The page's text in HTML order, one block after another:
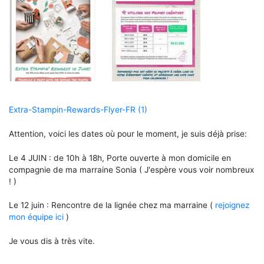
Extra-Stampin-Rewards-Flyer-FR (1)
Attention, voici les dates où pour le moment, je suis déjà prise:
Le 4 JUIN : de 10h à 18h, Porte ouverte à mon domicile en
compagnie de ma marraine Sonia ( J'espère vous voir nombreux
! )
Le 12 juin : Rencontre de la lignée chez ma marraine ( rejoignez
mon équipe ici )
Je vous dis à très vite.